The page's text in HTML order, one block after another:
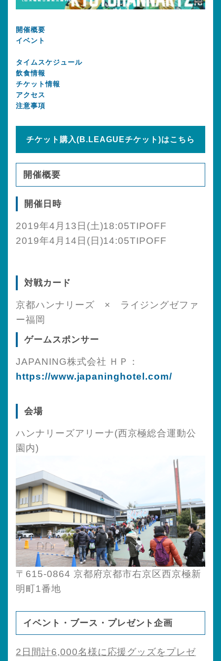
開催概要
イベント
タイムスケジュール
飲食情報
チケット情報
アクセス
注意事項
チケット購入(B.LEAGUEチケット)はこちら
開催概要
開催日時
2019年4月13日(土)18:05TIPOFF
2019年4月14日(日)14:05TIPOFF
対戦カード
京都ハンナリーズ × ライジングゼファ
ー福岡
ゲームスポンサー
JAPANING株式会社 ＨＰ：
https://www.japaninghotel.com/
会場
ハンナリーズアリーナ(西京極総合運動公
園内)
〒615-0864 京都府京都市右京区西京極新
明町1番地
イベント・ブース・プレゼント企画
2日間計6,000名様に応援グッズをプレゼ